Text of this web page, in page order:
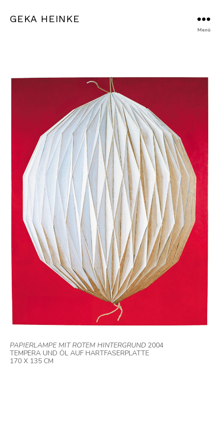
GEKA HEINKE
Menü
PAPIERLAMPE MIT ROTEM HINTERGRUND 2004
TEMPERA UND ÖL AUF HARTFASERPLATTE
170 X 135 CM